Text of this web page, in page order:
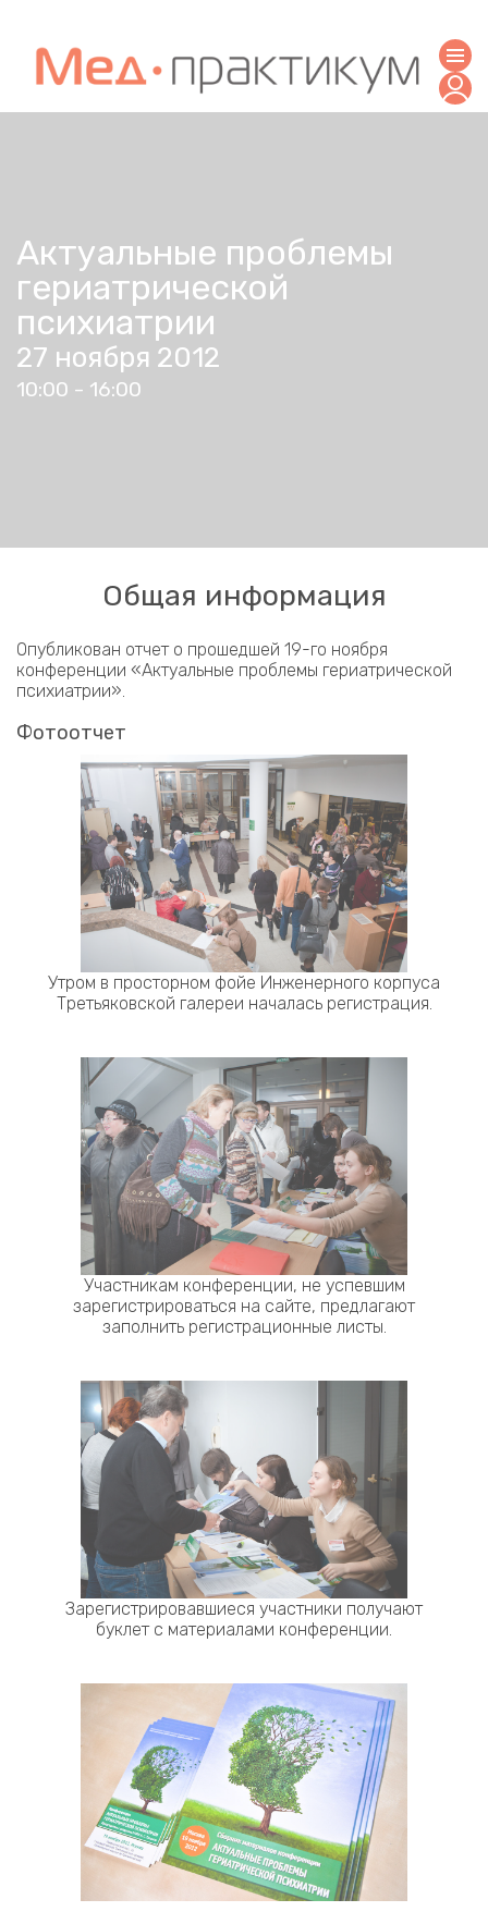
Актуальные проблемы
гериатрической
психиатрии
27 ноября 2012
10:00 - 16:00
Общая информация
Опубликован отчет о прошедшей 19-го ноября
конференции «Актуальные проблемы гериатрической
психиатрии».
Фотоотчет
Утром в просторном фойе Инженерного корпуса
Третьяковской галереи началась регистрация.
Участникам конференции, не успевшим
зарегистрироваться на сайте, предлагают
заполнить регистрационные листы.
Зарегистрировавшиеся участники получают
буклет с материалами конференции.